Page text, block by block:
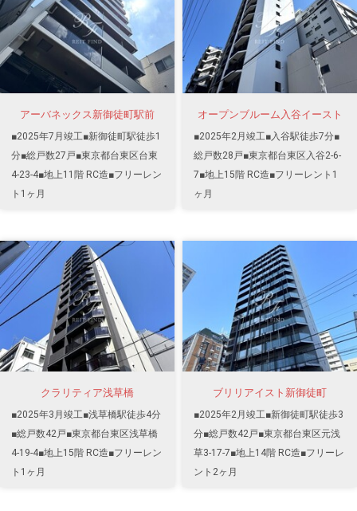
アーバネックス新御徒町駅前
■2025年7月竣工■新御徒町駅徒歩1
分■総戸数27戸■東京都台東区台東
4-23-4■地上11階 RC造■フリーレン
ト1ヶ月
オープンブルーム入谷イースト
■2025年2月竣工■入谷駅徒歩7分■
総戸数28戸■東京都台東区入谷2-6-
7■地上15階 RC造■フリーレント1
ヶ月
クラリティア浅草橋
■2025年3月竣工■浅草橋駅徒歩4分
■総戸数42戸■東京都台東区浅草橋
4-19-4■地上15階 RC造■フリーレン
ト1ヶ月
ブリリアイスト新御徒町
■2025年2月竣工■新御徒町駅徒歩3
分■総戸数42戸■東京都台東区元浅
草3-17-7■地上14階 RC造■フリーレ
ント2ヶ月